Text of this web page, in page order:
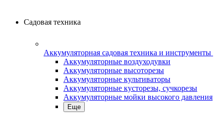
Садовая техника
Аккумуляторная садовая техника и инструменты
Аккумуляторные воздуходувки
Аккумуляторные высоторезы
Аккумуляторные культиваторы
Аккумуляторные кусторезы, сучкорезы
Аккумуляторные мойки высокого давления
Еще